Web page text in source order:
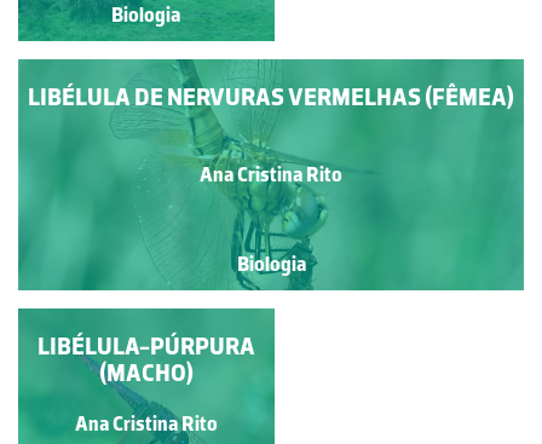
Biologia
Biologia
LIBÉLULA DE NERVURAS VERMELHAS (FÊMEA)
Ana Cristina Rito
Biologia
LIBÉLULA DE
NERVURAS
VERMELHAS (MACHO)
Ana Cristina Rito
LIBÉLULA-PÚRPURA
(MACHO)
Ana Cristina Rito